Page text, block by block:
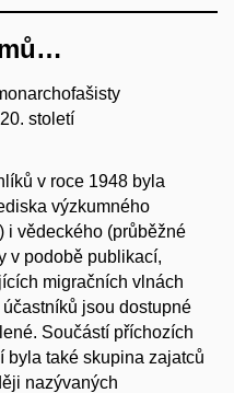
století
v roce 1948 byla
výzkumného
i vědeckého (průběžné
v podobě publikací,
migračních vlnách
jsou dostupné
Součástí příchozích
byla také skupina zajatců
nazývaných